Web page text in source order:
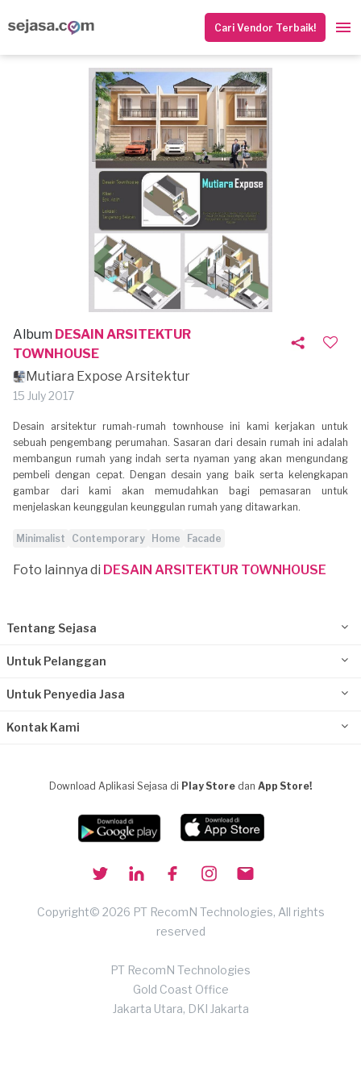
Cari Vendor Terbaik!
Album DESAIN ARSITEKTUR
TOWNHOUSE
Mutiara Expose Arsitektur
15 July 2017
Desain arsitektur rumah-rumah townhouse ini kami kerjakan untuk
sebuah pengembang perumahan. Sasaran dari desain rumah ini adalah
membangun rumah yang indah serta nyaman yang akan mengundang
pembeli dengan cepat. Dengan desain yang baik serta kelengkapan
gambar dari kami akan memudahkan bagi pemasaran untuk
menjelaskan keunggulan keunggulan rumah yang ditawarkan.
Minimalist Contemporary Home Facade
Foto lainnya di DESAIN ARSITEKTUR TOWNHOUSE
Tentang Sejasa
Untuk Pelanggan
Untuk Penyedia Jasa
Kontak Kami
Download Aplikasi Sejasa di Play Store dan App Store!
Copyright© 2026 PT RecomN Technologies, All rights
reserved
PT RecomN Technologies
Gold Coast Office
Jakarta Utara, DKI Jakarta